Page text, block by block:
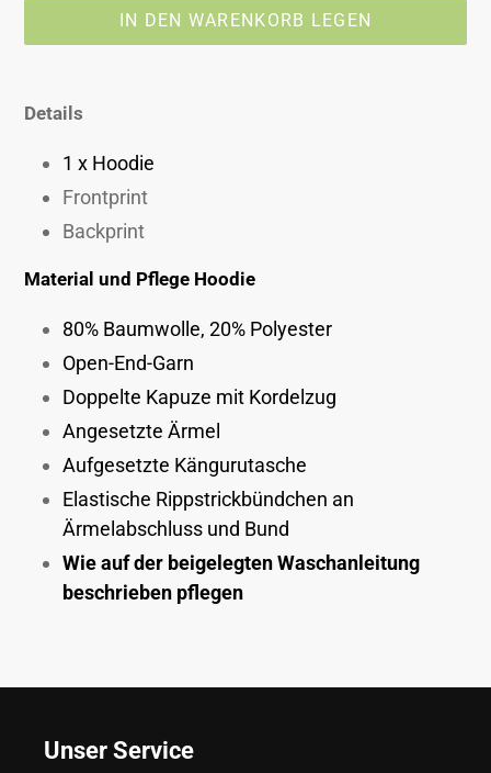
IN DEN WARENKORB LEGEN
wird
Warenkorb
hinzugefügt
Details
1 x Hoodie
Frontprint
Backprint
Material und Pflege Hoodie
80% Baumwolle, 20% Polyester
Open-End-Garn
Doppelte Kapuze mit Kordelzug
Angesetzte Ärmel
Aufgesetzte Kängurutasche
Elastische Rippstrickbündchen an
Ärmelabschluss und Bund
Wie auf der beigelegten Waschanleitung
beschrieben pflegen
Unser Service